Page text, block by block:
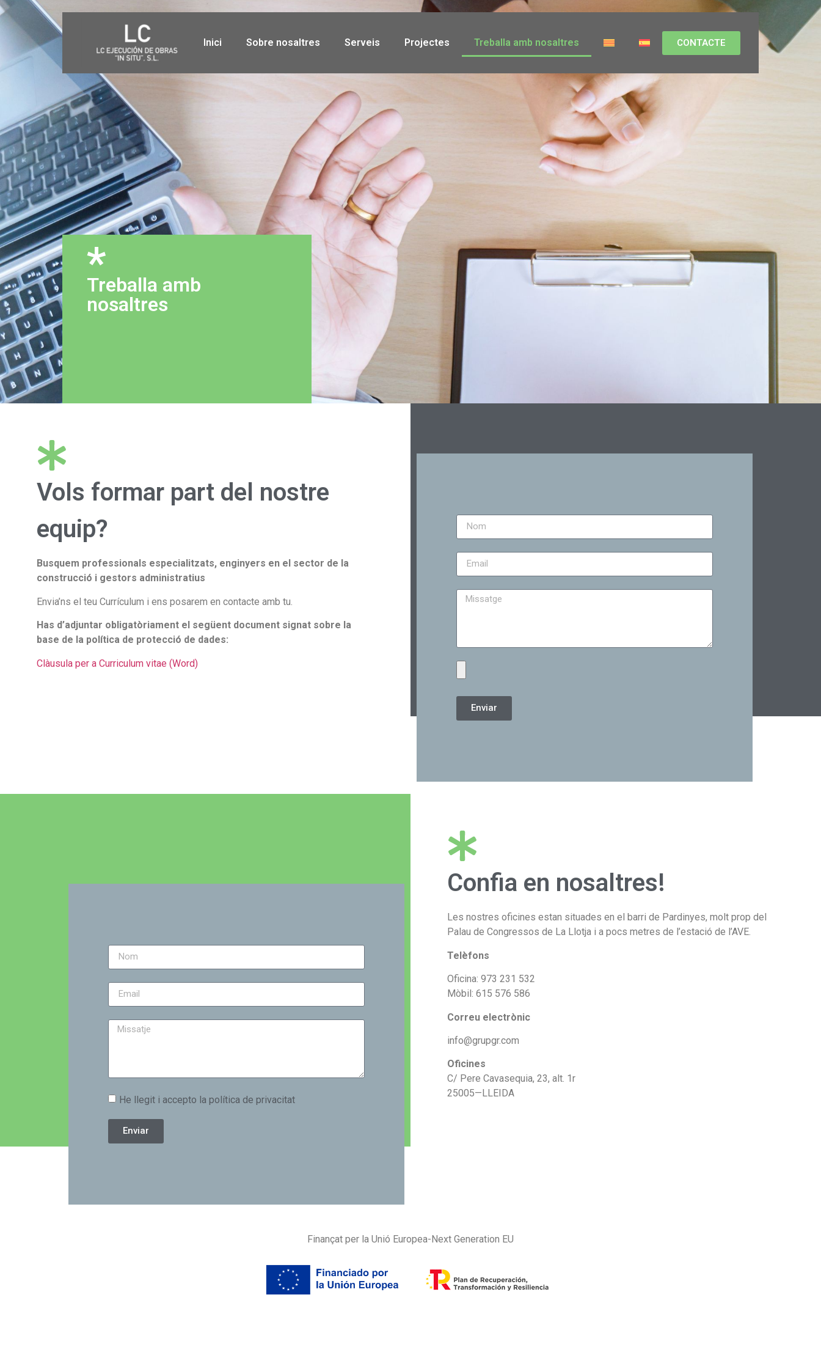
Inici Sobre nosaltres Serveis Projectes Treballa amb nosaltres CONTACTE
*
Treballa amb
nosaltres
Vols formar part del nostre
equip?
Busquem professionals especialitzats, enginyers en el sector de la
construcció i gestors administratius
Envia’ns el teu Currículum i ens posarem en contacte amb tu.
Has d’adjuntar obligatòriament el següent document signat sobre la
base de la política de protecció de dades:
Clàusula per a Curriculum vitae (Word)
Enviar
Confia en nosaltres!
Les nostres oficines estan situades en el barri de Pardinyes, molt prop del
Palau de Congressos de La Llotja i a pocs metres de l’estació de l’AVE.
Telèfons
Oficina: 973 231 532
Mòbil: 615 576 586
Correu electrònic
info@grupgr.com
Oficines
C/ Pere Cavasequia, 23, alt. 1r
25005—LLEIDA
He llegit i accepto la política de privacitat
Enviar
Finançat per la Unió Europea-Next Generation EU